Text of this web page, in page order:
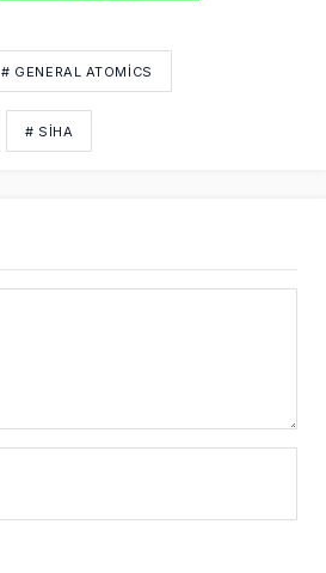
# GENERAL ATOMICS
# SİHA